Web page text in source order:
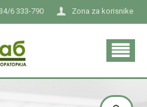
Zona za korisnike
6 333-790